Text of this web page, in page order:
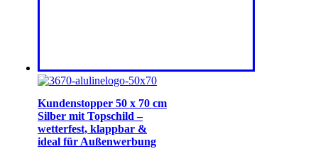
Kundenstopper 50 x 70 cm
Silber mit Topschild –
wetterfest, klappbar &
ideal für Außenwerbung